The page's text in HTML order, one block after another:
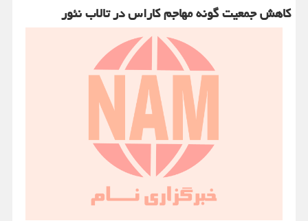
کاهش جمعیت گونه مهاجم کاراس در تالاب نئور